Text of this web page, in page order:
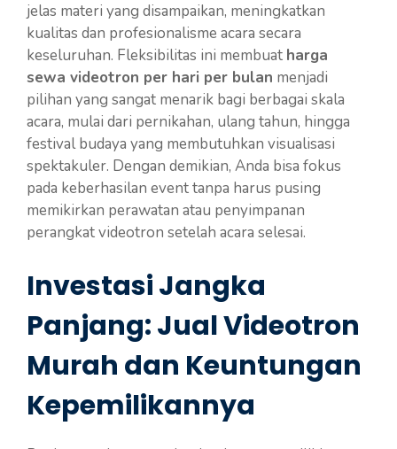
jelas materi yang disampaikan, meningkatkan
kualitas dan profesionalisme acara secara
keseluruhan. Fleksibilitas ini membuat harga
sewa videotron per hari per bulan menjadi
pilihan yang sangat menarik bagi berbagai skala
acara, mulai dari pernikahan, ulang tahun, hingga
festival budaya yang membutuhkan visualisasi
spektakuler. Dengan demikian, Anda bisa fokus
pada keberhasilan event tanpa harus pusing
memikirkan perawatan atau penyimpanan
perangkat videotron setelah acara selesai.
Investasi Jangka
Panjang: Jual Videotron
Murah dan Keuntungan
Kepemilikannya